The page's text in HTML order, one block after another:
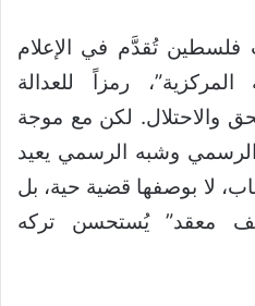
فلسطين تُقدَّم في الإعلام
رمزاً للعدالة
والاحتلال. لكن مع موجة
الرسمي وشبه الرسمي يعيد
لا بوصفها قضية حية، بل
معقد” يُستحسن تركه